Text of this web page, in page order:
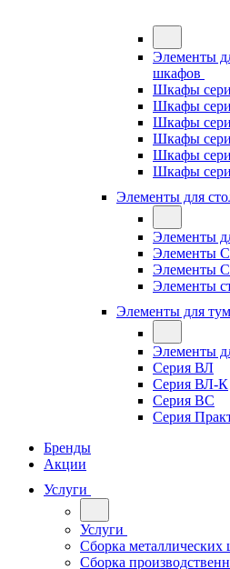
Элементы
шкафов
Шкафы
Шкафы
Шкафы
Шкафы
Шкафы
Шкафы
Элементы для
Элементы
Элементы
Элементы
Элементы
Элементы для
Элементы
Серия ВЛ
Серия ВЛ-К
Серия ВС
Серия
Бренды
Акции
Услуги
Услуги
Сборка металлических
Сборка